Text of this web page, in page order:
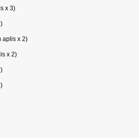
x 3)
x 2)
x 2)